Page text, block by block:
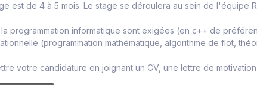
est de 4 à 5 mois. Le stage se déroulera au sein de l'équipe
programmation informatique sont exigées (en c++ de
(programmation mathématique, algorithme de flot,
votre candidature en joignant un CV, une lettre de